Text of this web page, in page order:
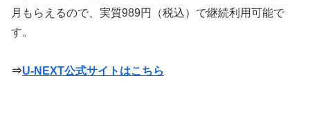
月もらえるので、実質989円（税込）で継続利用可能で
す。
⇒U-NEXT公式サイトはこちら